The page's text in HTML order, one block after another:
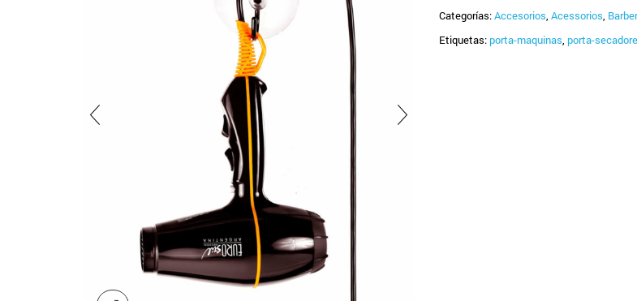
Categorías:Accesorios, Acessorios,
Etiquetas: porta-maquinas, porta-